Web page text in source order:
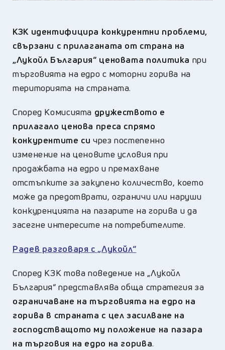
КЗК идентифицира конкурентни проблеми,
свързани с прилаганата от страна на
„Лукойл България“ ценовата политика при
търговията на едро с моторни горива на
територията на страната.
Според Комисията дружеството е
прилагало ценова преса спрямо
конкурентите си чрез постепенно
изменение на ценовите условия при
продажбата на едро и премахване
отстъпките за закупено количество, което
може да предотврати, ограничи или наруши
конкуренцията на пазарите на горива и да
засегне интересите на потребителите.
Радев разговаря с „Лукойл“
Според КЗК това поведение на „Лукойл
България“ представлява обща стратегия за
ограничаване на търговията на едро на
горива в страната с цел засилване на
господстващото му положение на пазара
на търговия на едро на горива.